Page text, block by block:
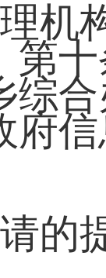
理机
第
综
府
的